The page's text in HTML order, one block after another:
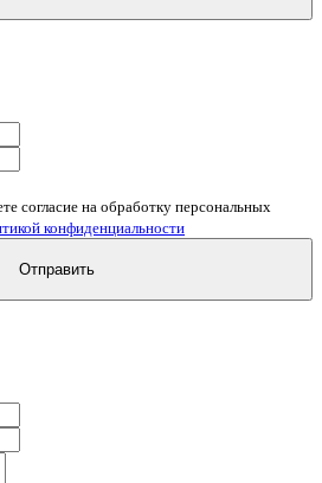
согласие на обработку персональных
конфиденциальности
Отправить